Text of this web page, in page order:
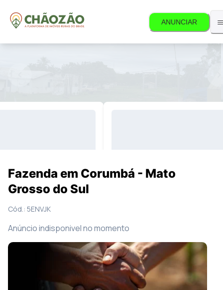
ANUNCIAR
Fazenda em Corumbá - Mato
Grosso do Sul
Cód.: 5ENVJK
Anúncio indisponivel no momento